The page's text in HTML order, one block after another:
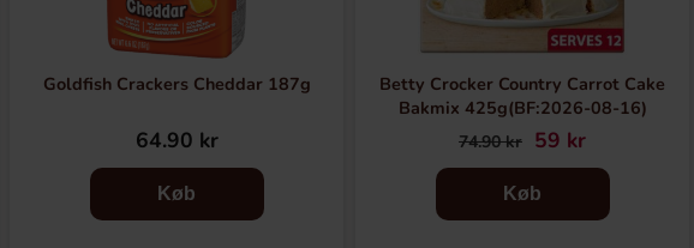
Goldfish Crackers Cheddar 187g
64.90 kr
Køb
Betty Crocker Country Carrot Cake
Bakmix 425g(BF:2026-08-16)
74.90 kr 59 kr
Køb